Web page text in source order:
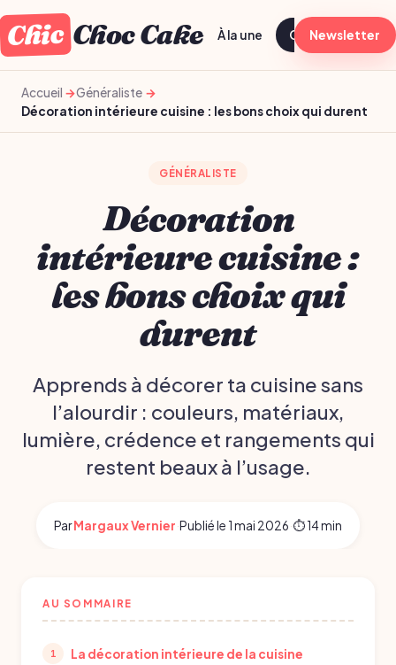
Chic Choc Cake À la une Généraliste
Newsletter
Accueil
Généraliste
Décoration intérieure cuisine : les bons choix qui durent
GÉNÉRALISTE
Décoration
intérieure cuisine :
les bons choix qui
durent
Apprends à décorer ta cuisine sans
l’alourdir : couleurs, matériaux,
lumière, crédence et rangements qui
restent beaux à l’usage.
ParMargaux Vernier·Publié le 1 mai 2026·⏱ 14 min
AU SOMMAIRE
La décoration intérieure de la cuisine